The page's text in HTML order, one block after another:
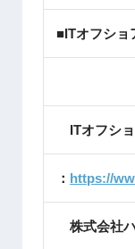
■ITオフショ
ITオフシ
： https://
株式会社